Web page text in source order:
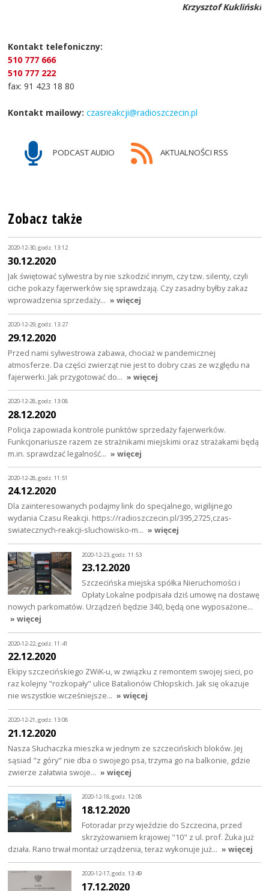
Krzysztof Kukliński
Kontakt telefoniczny:
510 777 666
510 777 222
fax: 91 423 18 80
Kontakt mailowy: czasreakcji@radioszczecin.pl
PODCAST AUDIO AKTUALNOŚCI RSS
Zobacz także
2020-12-30, godz. 13:12
30.12.2020
Jak świętować sylwestra by nie szkodzić innym, czy tzw. silenty, czyli
ciche pokazy fajerwerków się sprawdzają. Czy zasadny byłby zakaz
wprowadzenia sprzedaży… » więcej
2020-12-29, godz. 13:27
29.12.2020
Przed nami sylwestrowa zabawa, chociaż w pandemicznej
atmosferze. Da części zwierząt nie jest to dobry czas ze względu na
fajerwerki. Jak przygotować do… » więcej
2020-12-28, godz. 13:08
28.12.2020
Policja zapowiada kontrole punktów sprzedaży fajerwerków.
Funkcjonariusze razem ze strażnikami miejskimi oraz strażakami będą
m.in. sprawdzać legalność… » więcej
2020-12-28, godz. 11:51
24.12.2020
Dla zainteresowanych podajmy link do specjalnego, wigilijnego
wydania Czasu Reakcji. https://radioszczecin.pl/395,2725,czas-
swiatecznych-reakcji-sluchowisko-m… » więcej
2020-12-23, godz. 11:53
23.12.2020
Szczecińska miejska spółka Nieruchomości i
Opłaty Lokalne podpisała dziś umowę na dostawę
nowych parkomatów. Urządzeń będzie 340, będą one wyposażone…
» więcej
2020-12-22, godz. 11:41
22.12.2020
Ekipy szczecińskiego ZWiK-u, w związku z remontem swojej sieci, po
raz kolejny "rozkopały" ulice Batalionów Chłopskich. Jak się okazuje
nie wszystkie wcześniejsze… » więcej
2020-12-21, godz. 13:08
21.12.2020
Nasza Słuchaczka mieszka w jednym ze szczecińskich bloków. Jej
sąsiad "z góry" nie dba o swojego psa, trzyma go na balkonie, gdzie
zwierze załatwia swoje… » więcej
2020-12-18, godz. 12:08
18.12.2020
Fotoradar przy wjeździe do Szczecina, przed
skrzyżowaniem krajowej "10" z ul. prof. Żuka już
działa. Rano trwał montaż urządzenia, teraz wykonuje już… » więcej
2020-12-17, godz. 13:49
17.12.2020